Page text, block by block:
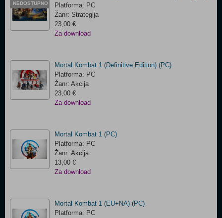
NEDOSTUPNO
Platforma: PC
Žanr: Strategija
23,00 €
Za download
Mortal Kombat 1 (Definitive Edition) (PC)
Platforma: PC
Žanr: Akcija
23,00 €
Za download
Mortal Kombat 1 (PC)
Platforma: PC
Žanr: Akcija
13,00 €
Za download
Mortal Kombat 1 (EU+NA) (PC)
Platforma: PC